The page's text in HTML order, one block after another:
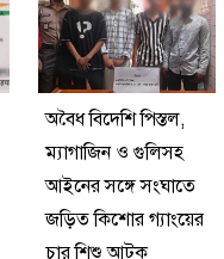
অবৈধ বিদেশি পিস্তল,
ম্যাগাজিন ও গুলিসহ
আইনের সঙ্গে সংঘাতে
জড়িত কিশোর গ্যাংয়ের
চার শিশু আটক